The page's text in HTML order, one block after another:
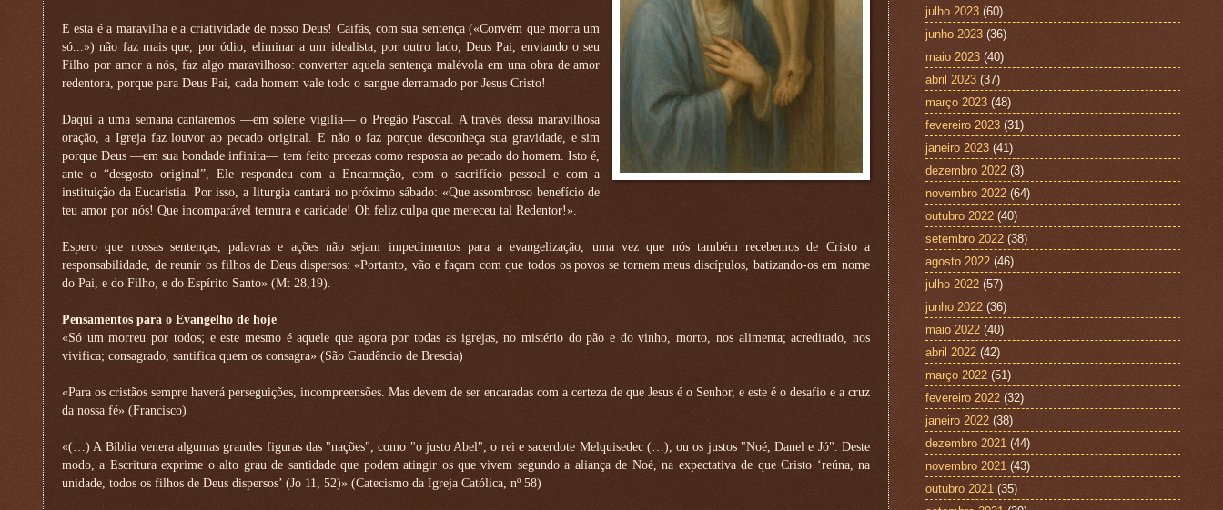
E esta é a maravilha e a criatividade de nosso Deus! Caifás, com sua sentença («Convém que morra um
só...») não faz mais que, por ódio, eliminar a um idealista; por outro lado, Deus Pai, enviando o seu
Filho por amor a nós, faz algo maravilhoso: converter aquela sentença malévola em una obra de amor
redentora, porque para Deus Pai, cada homem vale todo o sangue derramado por Jesus Cristo!
Daqui a uma semana cantaremos —em solene vigília— o Pregão Pascoal. A través dessa maravilhosa
oração, a Igreja faz louvor ao pecado original. E não o faz porque desconheça sua gravidade, e sim
porque Deus —em sua bondade infinita— tem feito proezas como resposta ao pecado do homem. Isto é,
ante o “desgosto original”, Ele respondeu com a Encarnação, com o sacrifício pessoal e com a
instituição da Eucaristia. Por isso, a liturgia cantará no próximo sábado: «Que assombroso benefício de
teu amor por nós! Que incomparável ternura e caridade! Oh feliz culpa que mereceu tal Redentor!».
Espero que nossas sentenças, palavras e ações não sejam impedimentos para a evangelização, uma vez que nós também recebemos de Cristo a
responsabilidade, de reunir os filhos de Deus dispersos: «Portanto, vão e façam com que todos os povos se tornem meus discípulos, batizando-os em nome
do Pai, e do Filho, e do Espírito Santo» (Mt 28,19).
Pensamentos para o Evangelho de hoje
«Só um morreu por todos; e este mesmo é aquele que agora por todas as igrejas, no mistério do pão e do vinho, morto, nos alimenta; acreditado, nos
vivifica; consagrado, santifica quem os consagra» (São Gaudêncio de Brescia)
«Para os cristãos sempre haverá perseguições, incompreensões. Mas devem de ser encaradas com a certeza de que Jesus é o Senhor, e este é o desafio e a cruz
da nossa fé» (Francisco)
«(…) A Bíblia venera algumas grandes figuras das "nações", como "o justo Abel", o rei e sacerdote Melquisedec (…), ou os justos "Noé, Danel e Jó". Deste
modo, a Escritura exprime o alto grau de santidade que podem atingir os que vivem segundo a aliança de Noé, na expectativa de que Cristo ‘reúna, na
unidade, todos os filhos de Deus dispersos’ (Jo 11, 52)» (Catecismo da Igreja Católica, nº 58)
julho 2023 (60)
junho 2023 (36)
maio 2023 (40)
abril 2023 (37)
março 2023 (48)
fevereiro 2023 (31)
janeiro 2023 (41)
dezembro 2022 (3)
novembro 2022 (64)
outubro 2022 (40)
setembro 2022 (38)
agosto 2022 (46)
julho 2022 (57)
junho 2022 (36)
maio 2022 (40)
abril 2022 (42)
março 2022 (51)
fevereiro 2022 (32)
janeiro 2022 (38)
dezembro 2021 (44)
novembro 2021 (43)
outubro 2021 (35)